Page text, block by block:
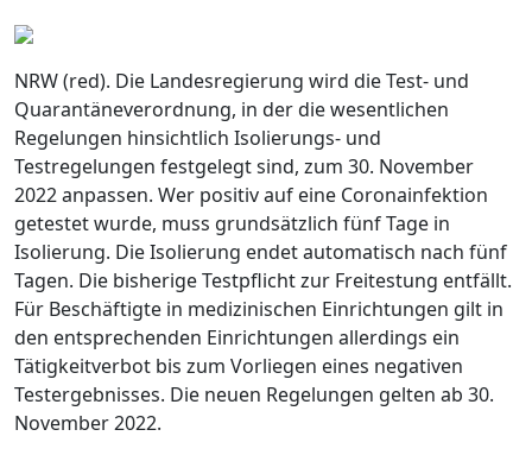
NRW (red). Die Landesregierung wird die Test- und
Quarantäneverordnung, in der die wesentlichen
Regelungen hinsichtlich Isolierungs- und
Testregelungen festgelegt sind, zum 30. November
2022 anpassen. Wer positiv auf eine Coronainfektion
getestet wurde, muss grundsätzlich fünf Tage in
Isolierung. Die Isolierung endet automatisch nach fünf
Tagen. Die bisherige Testpflicht zur Freitestung entfällt.
Für Beschäftigte in medizinischen Einrichtungen gilt in
den entsprechenden Einrichtungen allerdings ein
Tätigkeitverbot bis zum Vorliegen eines negativen
Testergebnisses. Die neuen Regelungen gelten ab 30.
November 2022.